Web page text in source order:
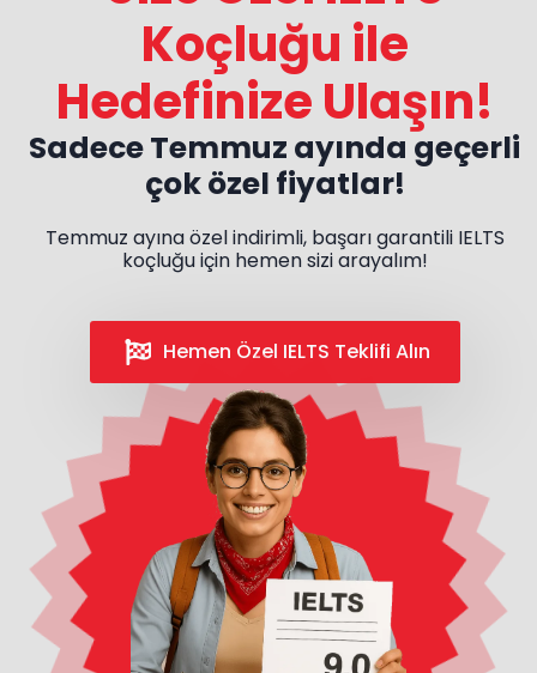
Koçluğu ile
Hedefinize Ulaşın!
Sadece Temmuz ayında geçerli
çok özel fiyatlar!
Temmuz ayına özel indirimli, başarı garantili IELTS
koçluğu için hemen sizi arayalım!
Hemen Özel IELTS Teklifi Alın